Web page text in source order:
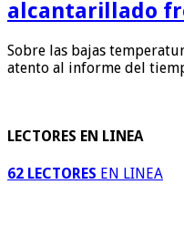
alcantarillado
Sobre las bajas
atento al informe del
LECTORES EN LINEA
62 LECTORES EN LINEA